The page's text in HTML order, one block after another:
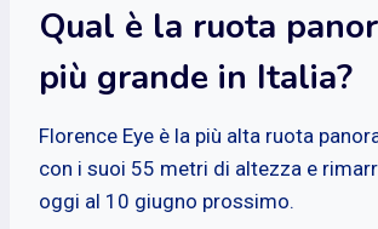
Qual è la ruota
più grande in Italia?
Florence Eye è la più alta ruota
con i suoi 55 metri di altezza e
oggi al 10 giugno prossimo.